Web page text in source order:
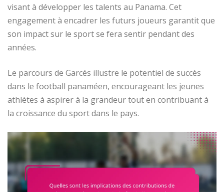
visant à développer les talents au Panama. Cet
engagement à encadrer les futurs joueurs garantit que
son impact sur le sport se fera sentir pendant des
années.
Le parcours de Garcés illustre le potentiel de succès
dans le football panaméen, encourageant les jeunes
athlètes à aspirer à la grandeur tout en contribuant à
la croissance du sport dans le pays.